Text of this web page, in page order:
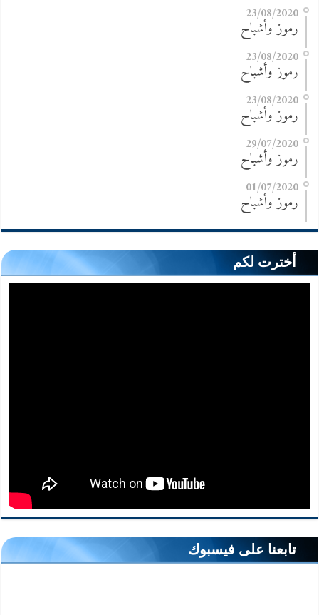
23/08/2020
رموز وأشباح
23/08/2020
رموز وأشباح
23/08/2020
رموز وأشباح
29/07/2020
رموز وأشباح
01/07/2020
رموز وأشباح
أخترت لكم
تابعنا على فيسبوك